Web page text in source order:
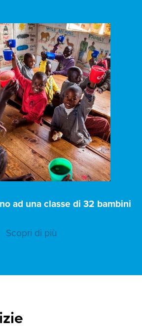
ad una classe di 32 bambini
Scopri di più